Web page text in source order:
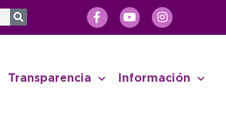
Transparencia Información